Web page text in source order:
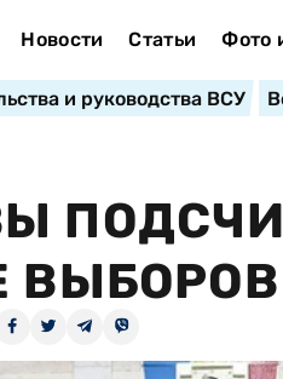
Новости Статьи Фото
и руководства ВСУ